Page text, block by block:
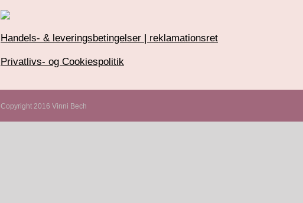
Handels- & leveringsbetingelser | reklamationsret
Privatlivs- og Cookiespolitik
Copyright 2016 Vinni Bech